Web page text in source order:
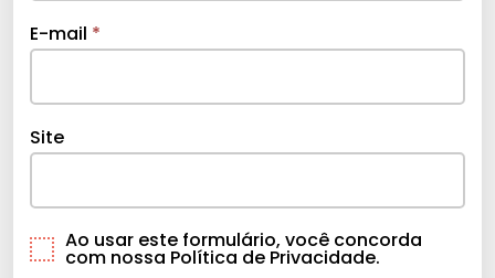
E-mail *
Site
Ao usar este formulário, você concorda
com nossa Política de Privacidade.